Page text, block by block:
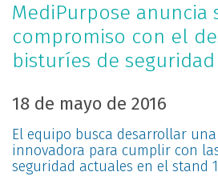
MediPurpose anuncia
compromiso con el
bisturíes de seguridad
18 de mayo de 2016
El equipo busca desarrollar
innovadora para cumplir con
seguridad actuales en el stand